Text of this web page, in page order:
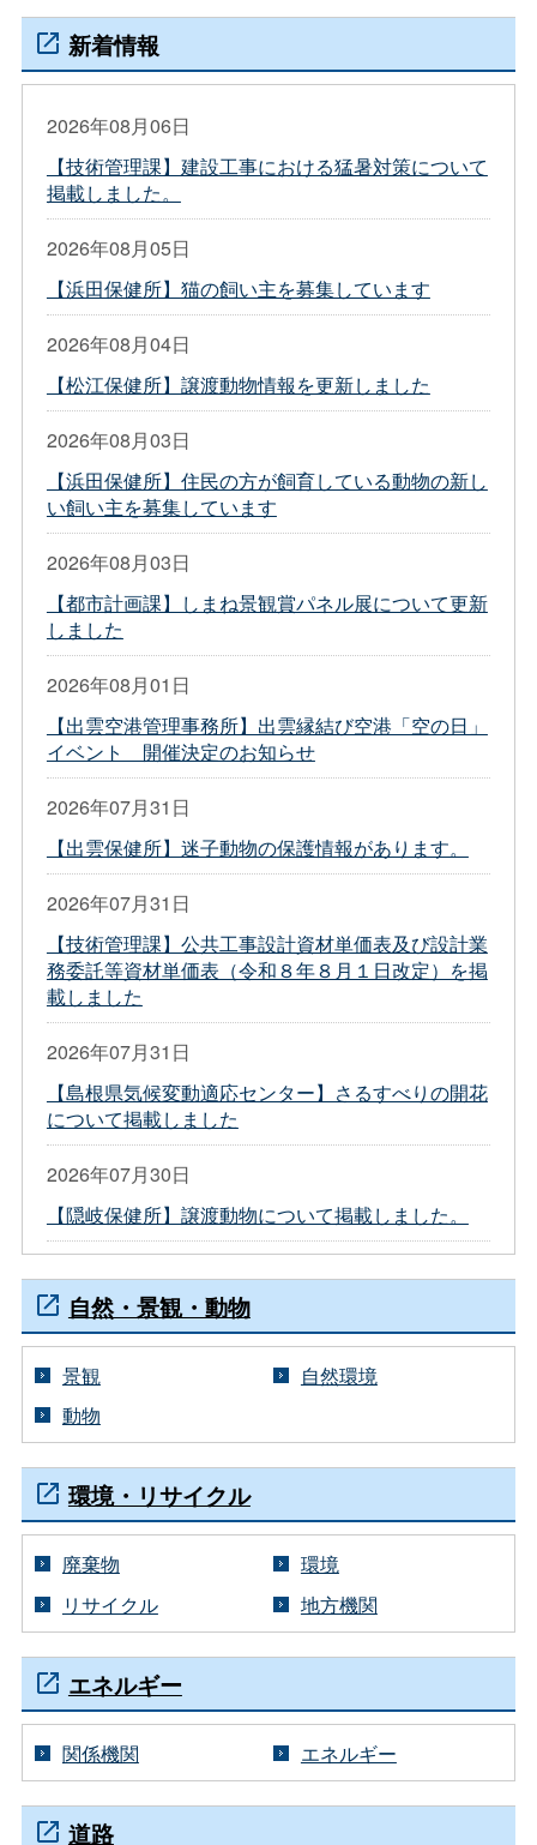
新着情報
2026年08月06日
【技術管理課】建設工事における猛暑対策について
掲載しました。
2026年08月05日
【浜田保健所】猫の飼い主を募集しています
2026年08月04日
【松江保健所】譲渡動物情報を更新しました
2026年08月03日
【浜田保健所】住民の方が飼育している動物の新し
い飼い主を募集しています
2026年08月03日
【都市計画課】しまね景観賞パネル展について更新
しました
2026年08月01日
【出雲空港管理事務所】出雲縁結び空港「空の日」
イベント 開催決定のお知らせ
2026年07月31日
【出雲保健所】迷子動物の保護情報があります。
2026年07月31日
【技術管理課】公共工事設計資材単価表及び設計業
務委託等資材単価表（令和８年８月１日改定）を掲
載しました
2026年07月31日
【島根県気候変動適応センター】さるすべりの開花
について掲載しました
2026年07月30日
【隠岐保健所】譲渡動物について掲載しました。
自然・景観・動物
景観
自然環境
動物
環境・リサイクル
廃棄物
環境
リサイクル
地方機関
エネルギー
関係機関 エネルギー
道路